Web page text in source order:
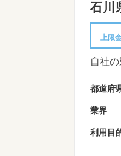
石川
上限
都道府
業界
利用目